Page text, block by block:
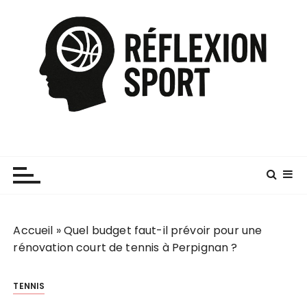
Accueil »Quel budget faut-il prévoir pour une
rénovation court de tennis à Perpignan ?
TENNIS